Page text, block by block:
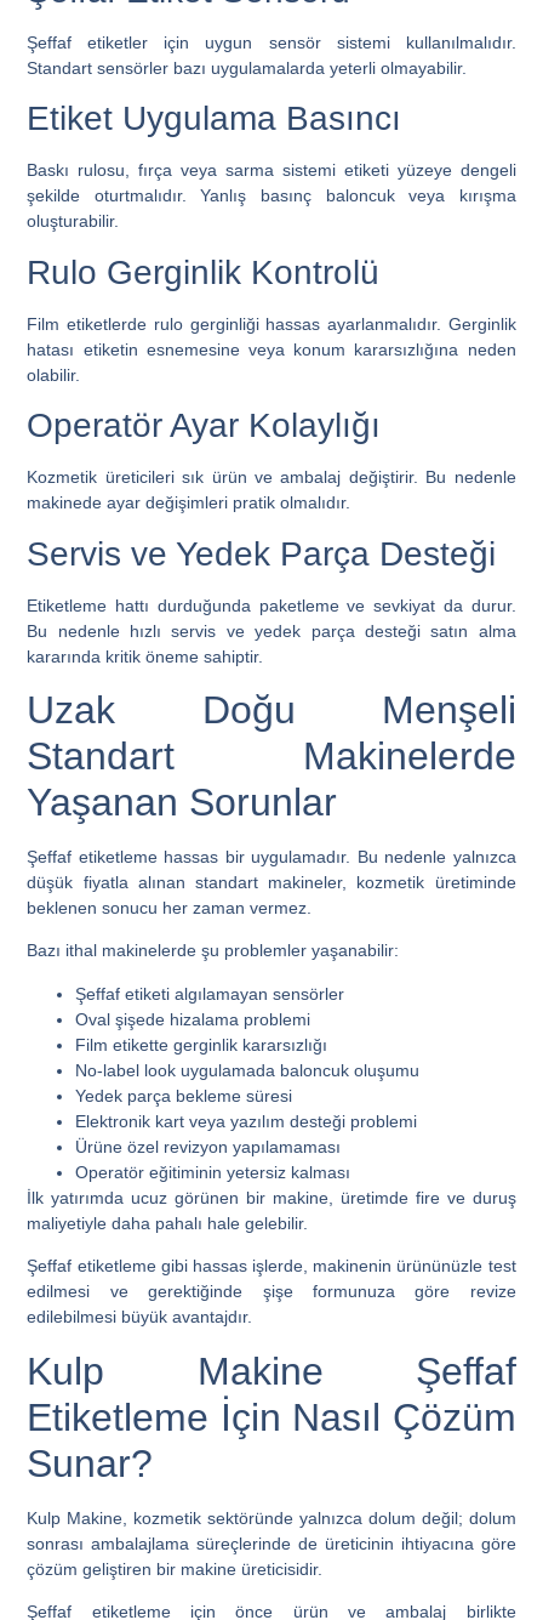
Şeffaf etiketler için uygun sensör sistemi kullanılmalıdır.
Standart sensörler bazı uygulamalarda yeterli olmayabilir.
Etiket Uygulama Basıncı
Baskı rulosu, fırça veya sarma sistemi etiketi yüzeye dengeli
şekilde oturtmalıdır. Yanlış basınç baloncuk veya kırışma
oluşturabilir.
Rulo Gerginlik Kontrolü
Film etiketlerde rulo gerginliği hassas ayarlanmalıdır. Gerginlik
hatası etiketin esnemesine veya konum kararsızlığına neden
olabilir.
Operatör Ayar Kolaylığı
Kozmetik üreticileri sık ürün ve ambalaj değiştirir. Bu nedenle
makinede ayar değişimleri pratik olmalıdır.
Servis ve Yedek Parça Desteği
Etiketleme hattı durduğunda paketleme ve sevkiyat da durur.
Bu nedenle hızlı servis ve yedek parça desteği satın alma
kararında kritik öneme sahiptir.
Uzak Doğu Menşeli
Standart Makinelerde
Yaşanan Sorunlar
Şeffaf etiketleme hassas bir uygulamadır. Bu nedenle yalnızca
düşük fiyatla alınan standart makineler, kozmetik üretiminde
beklenen sonucu her zaman vermez.
Bazı ithal makinelerde şu problemler yaşanabilir:
Şeffaf etiketi algılamayan sensörler
Oval şişede hizalama problemi
Film etikette gerginlik kararsızlığı
No-label look uygulamada baloncuk oluşumu
Yedek parça bekleme süresi
Elektronik kart veya yazılım desteği problemi
Ürüne özel revizyon yapılamaması
Operatör eğitiminin yetersiz kalması
İlk yatırımda ucuz görünen bir makine, üretimde fire ve duruş
maliyetiyle daha pahalı hale gelebilir.
Şeffaf etiketleme gibi hassas işlerde, makinenin ürününüzle test
edilmesi ve gerektiğinde şişe formunuza göre revize
edilebilmesi büyük avantajdır.
Kulp Makine Şeffaf
Etiketleme İçin Nasıl Çözüm
Sunar?
Kulp Makine, kozmetik sektöründe yalnızca dolum değil; dolum
sonrası ambalajlama süreçlerinde de üreticinin ihtiyacına göre
çözüm geliştiren bir makine üreticisidir.
Şeffaf etiketleme için önce ürün ve ambalaj birlikte